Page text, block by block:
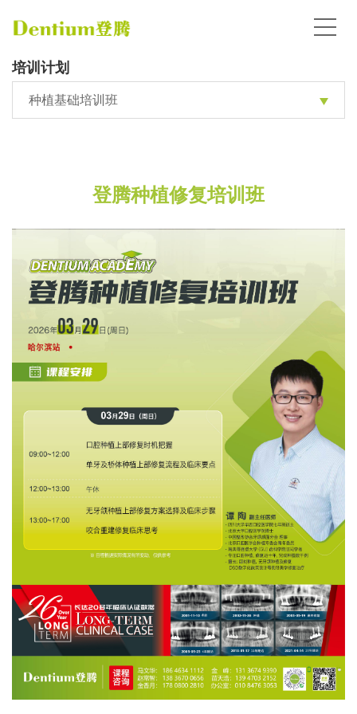
培训计划
种植基础培训班
登腾种植修复培训班